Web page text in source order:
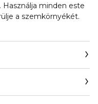
minden este
a szemkörnyékét.